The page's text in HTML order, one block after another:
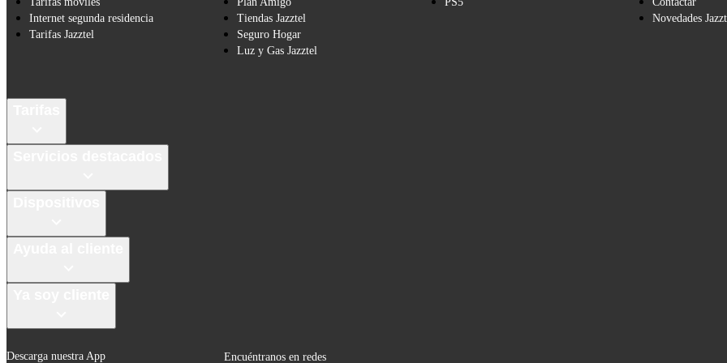
Internet segunda residencia
Tarifas Jazztel
Tiendas Jazztel
Seguro Hogar
Luz y Gas Jazztel
Novedades
Descarga nuestra App Encuéntranos en redes